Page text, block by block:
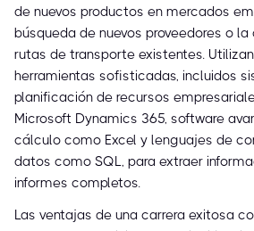
de nuevos productos en mercados
búsqueda de nuevos proveedores o
rutas de transporte existentes.
herramientas sofisticadas, incluidos
planificación de recursos
Microsoft Dynamics 365, software
cálculo como Excel y lenguajes de
datos como SQL, para extraer
informes completos.
Las ventajas de una carrera exitosa